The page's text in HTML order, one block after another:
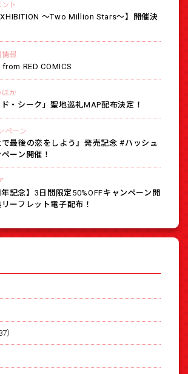
ト
〜Two Million Stars〜】開催決
報
RED COMICS
か
ド・シーク」聖地巡礼MAP配布決定！
ペーン
最後の恋をしよう』発売記念 #ハッシュ
ーン開催！
年記念】3日間限定50%OFFキャンペーン開
ーフレット電子配布！
）